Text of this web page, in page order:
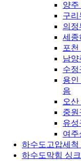
양주
구리
의정
세종
포
남양
수정
용인
음
오
중원
유성
여주
하수도고압세척
하수도막힘 싱